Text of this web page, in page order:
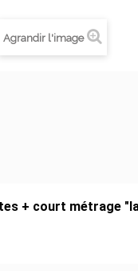
Agrandir l'image
+ court métrage